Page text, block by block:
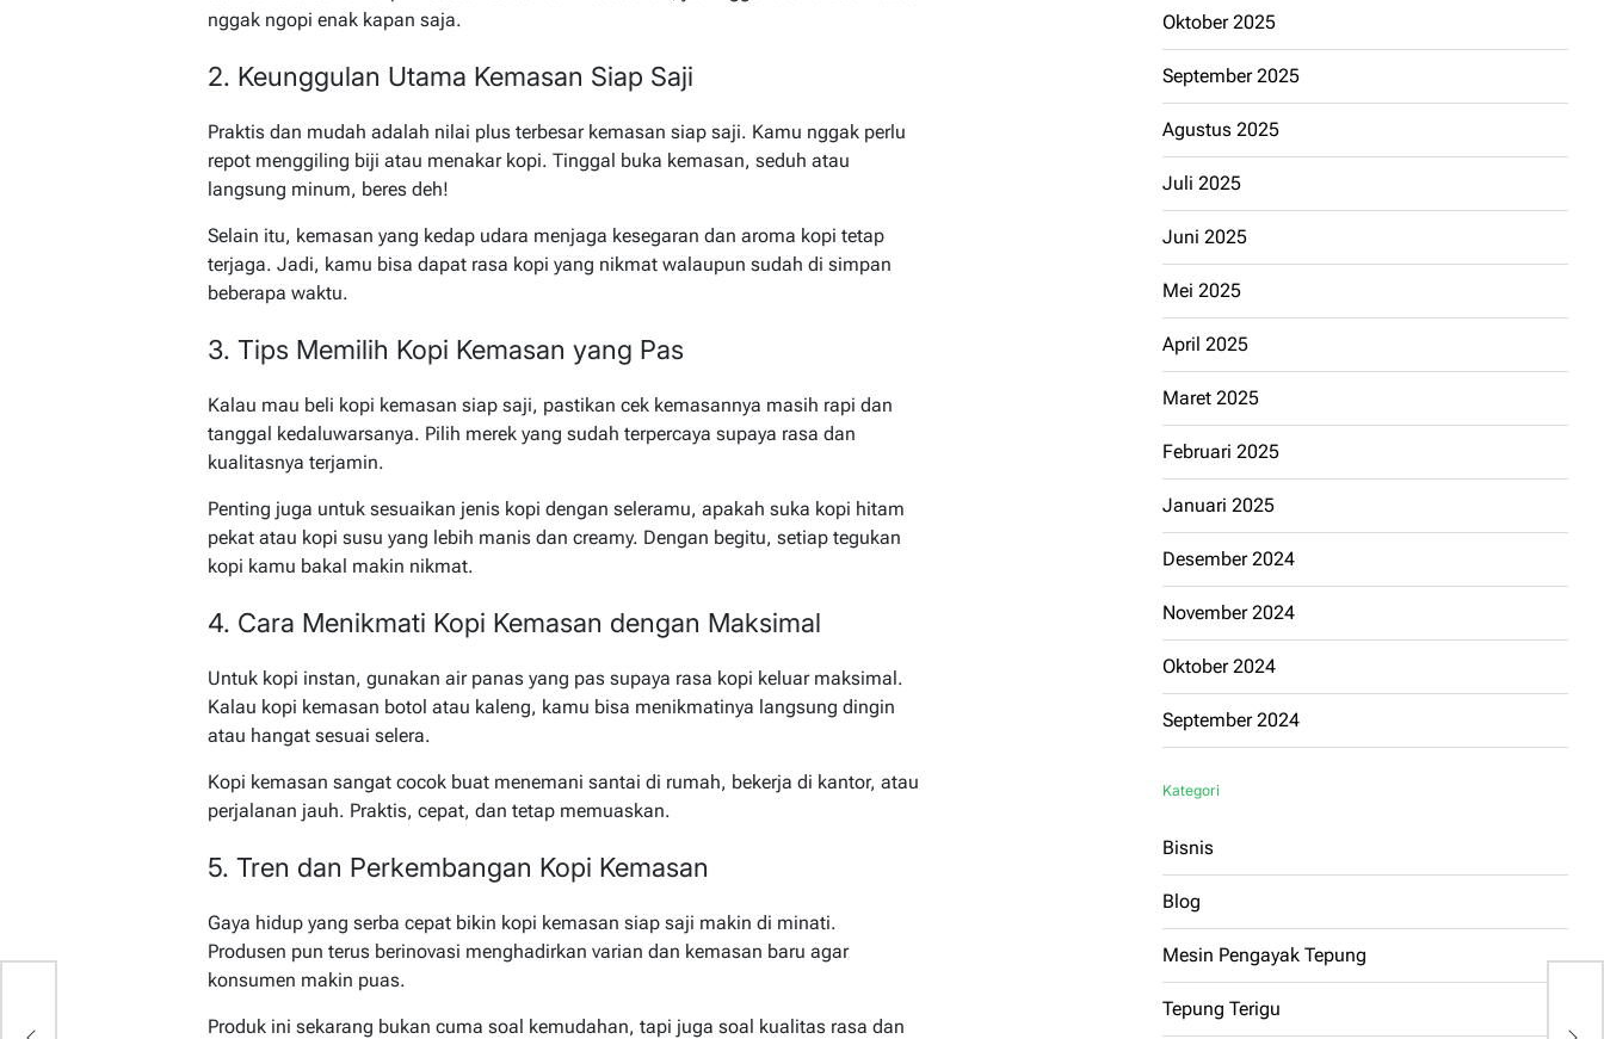
nggak ngopi enak kapan saja.
2. Keunggulan Utama Kemasan Siap Saji
Praktis dan mudah adalah nilai plus terbesar kemasan siap saji. Kamu nggak perlu
repot menggiling biji atau menakar kopi. Tinggal buka kemasan, seduh atau
langsung minum, beres deh!
Selain itu, kemasan yang kedap udara menjaga kesegaran dan aroma kopi tetap
terjaga. Jadi, kamu bisa dapat rasa kopi yang nikmat walaupun sudah di simpan
beberapa waktu.
3. Tips Memilih Kopi Kemasan yang Pas
Kalau mau beli kopi kemasan siap saji, pastikan cek kemasannya masih rapi dan
tanggal kedaluwarsanya. Pilih merek yang sudah terpercaya supaya rasa dan
kualitasnya terjamin.
Penting juga untuk sesuaikan jenis kopi dengan seleramu, apakah suka kopi hitam
pekat atau kopi susu yang lebih manis dan creamy. Dengan begitu, setiap tegukan
kopi kamu bakal makin nikmat.
4. Cara Menikmati Kopi Kemasan dengan Maksimal
Untuk kopi instan, gunakan air panas yang pas supaya rasa kopi keluar maksimal.
Kalau kopi kemasan botol atau kaleng, kamu bisa menikmatinya langsung dingin
atau hangat sesuai selera.
Kopi kemasan sangat cocok buat menemani santai di rumah, bekerja di kantor, atau
perjalanan jauh. Praktis, cepat, dan tetap memuaskan.
5. Tren dan Perkembangan Kopi Kemasan
Gaya hidup yang serba cepat bikin kopi kemasan siap saji makin di minati.
Produsen pun terus berinovasi menghadirkan varian dan kemasan baru agar
konsumen makin puas.
Produk ini sekarang bukan cuma soal kemudahan, tapi juga soal kualitas rasa dan
Oktober 2025
September 2025
Agustus 2025
Juli 2025
Juni 2025
Mei 2025
April 2025
Maret 2025
Februari 2025
Januari 2025
Desember 2024
November 2024
Oktober 2024
September 2024
Kategori
Bisnis
Blog
Mesin Pengayak Tepung
Tepung Terigu